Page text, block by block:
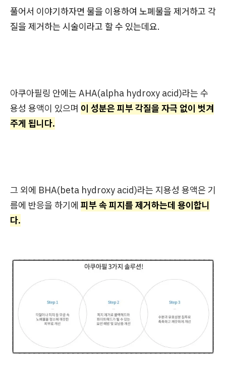
풀어서 이야기하자면 물을 이용하여 노폐물을 제거하고 각
질을 제거하는 시술이라고 할 수 있는데요.
아쿠아필링 안에는 AHA(alpha hydroxy acid)라는 수
용성 용액이 있으며 이 성분은 피부 각질을 자극 없이 벗겨
주게 됩니다.
그 외에 BHA(beta hydroxy acid)라는 지용성 용액은 기
름에 반응을 하기에 피부 속 피지를 제거하는데 용이합니
다.